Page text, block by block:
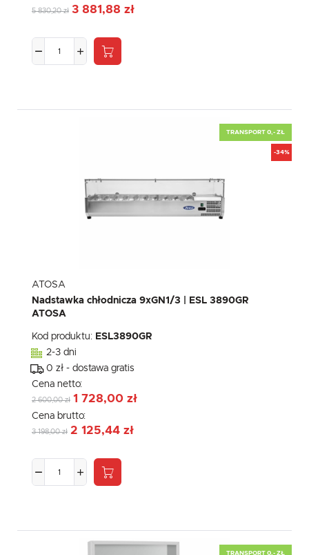
5 830,20 zł 3 881,88 zł
TRANSPORT 0,- ZŁ
-34%
ATOSA
Nadstawka chłodnicza 9xGN1/3 | ESL 3890GR
ATOSA
Kod produktu: ESL3890GR
2-3 dni
0 zł - dostawa gratis
Cena netto:
2 600,00 zł 1 728,00 zł
Cena brutto:
3 198,00 zł 2 125,44 zł
TRANSPORT 0,- ZŁ